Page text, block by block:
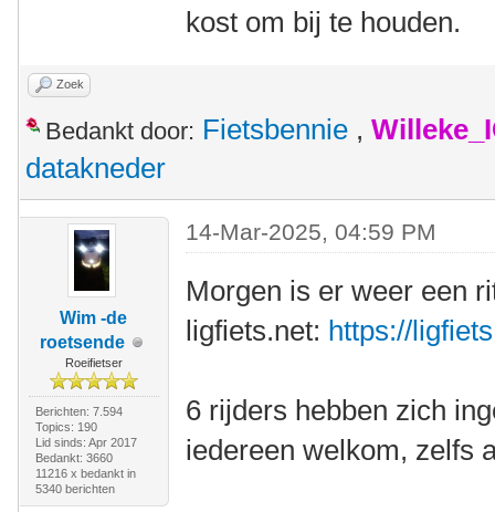
kost om bij te houden.
Zoek
Bedankt door: Fietsbennie ,
datakneder
Wim -de
roetsende
Roeifietser
Berichten: 7.594
Topics: 190
Lid sinds: Apr 2017
Bedankt: 3660
11216 x bedankt in
5340 berichten
14-Mar-2025, 04:59 PM
Morgen is er weer een
ligfiets.net: https://
6 rijders hebben zich
iedereen welkom, zelfs